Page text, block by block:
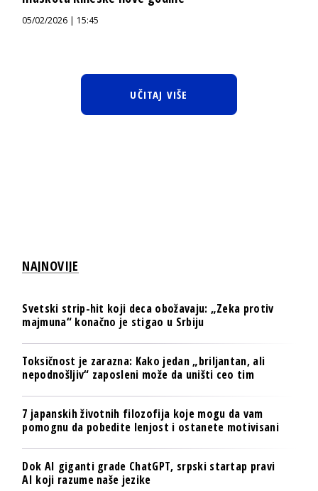
05/02/2026 | 15:45
UČITAJ VIŠE
NAJNOVIJE
Svetski strip-hit koji deca obožavaju: „Zeka protiv
majmuna“ konačno je stigao u Srbiju
Toksičnost je zarazna: Kako jedan „briljantan, ali
nepodnošljiv“ zaposleni može da uništi ceo tim
7 japanskih životnih filozofija koje mogu da vam
pomognu da pobedite lenjost i ostanete motivisani
Dok AI giganti grade ChatGPT, srpski startap pravi
AI koji razume naše jezike